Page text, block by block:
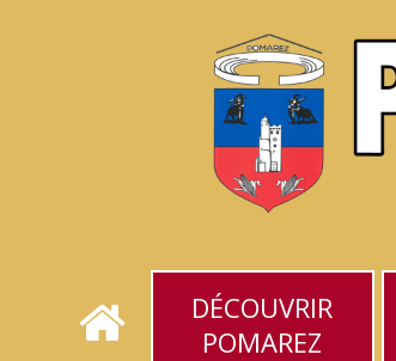
DÉCOUVRIR
POMAREZ